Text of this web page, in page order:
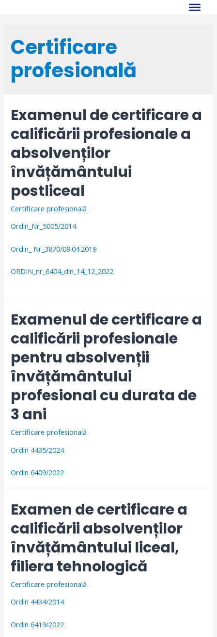
Certificare
profesională
Examenul de certificare a
calificării profesionale a
absolvenților
învățământului
postliceal
Certificare profesională
Ordin_Nr_5005/2014
Ordin_ Nr_3870/09.04.2019
ORDIN_nr_6404_din_14_12_2022
Examenul de certificare a
calificării profesionale
pentru absolvenții
învățământului
profesional cu durata de
3 ani
Certificare profesională
Ordin 4435/2024
Ordin 6409/2022
Examen de certificare a
calificării absolvenților
învățământului liceal,
filiera tehnologică
Certificare profesională
Ordin 4434/2014
Ordin 6419/2022